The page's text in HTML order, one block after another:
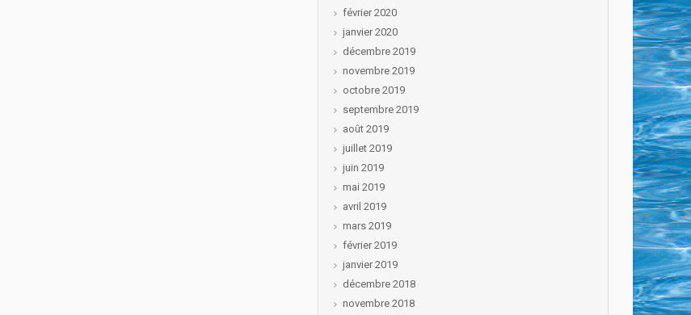
février 2020
janvier 2020
décembre 2019
novembre 2019
octobre 2019
septembre 2019
août 2019
juillet 2019
juin 2019
mai 2019
avril 2019
mars 2019
février 2019
janvier 2019
décembre 2018
novembre 2018